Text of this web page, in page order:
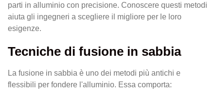
parti in alluminio con precisione. Conoscere questi metodi
aiuta gli ingegneri a scegliere il migliore per le loro
esigenze.
Tecniche di fusione in sabbia
La fusione in sabbia è uno dei metodi più antichi e
flessibili per fondere l'alluminio. Essa comporta: